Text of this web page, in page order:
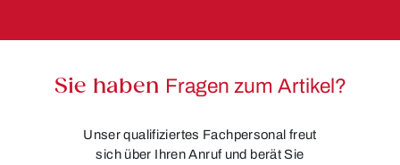
Sie haben Fragen zum Artikel?
Unser qualifiziertes Fachpersonal freut
sich über Ihren Anruf und berät Sie